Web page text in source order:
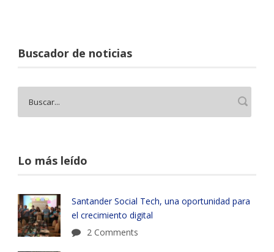
Buscador de noticias
Lo más leído
Santander Social Tech, una oportunidad para
el crecimiento digital
2 Comments